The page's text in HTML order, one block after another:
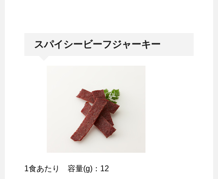
スパイシービーフジャーキー
1食あたり 容量(g)：12